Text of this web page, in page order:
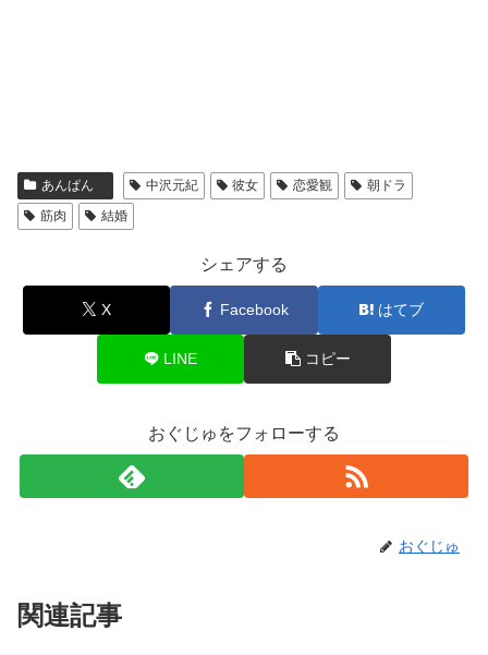
あんぱん 中沢元紀 彼女 恋愛観
朝ドラ
筋肉
結婚
シェアする
X Facebook はてブ
LINE コピー
おぐじゅをフォローする
おぐじゅ
関連記事